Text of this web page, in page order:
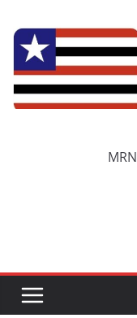
para
conteúdo